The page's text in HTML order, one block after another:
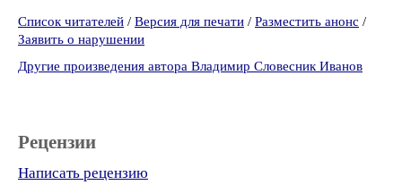
Список читателей / Версия для печати / Разместить анонс /
Заявить о нарушении
Другие произведения автора Владимир Словесник Иванов
Рецензии
Написать рецензию